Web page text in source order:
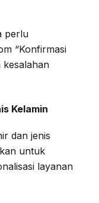
perlu
“Konfirmasi
kesalahan
Kelamin
dan jenis
untuk
layanan